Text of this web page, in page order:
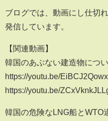
ブログでは、動画にし仕切
発信しています。
【関連動画】
韓国のあぶない建造物につ
https://youtu.be/
https://youtu.be/
韓国の危険なLNG船とWTO